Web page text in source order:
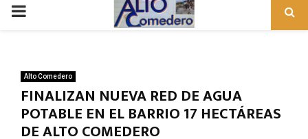
PRIMARY
Alto Comedero
FINALIZAN NUEVA RED DE AGUA
POTABLE EN EL BARRIO 17 HECTÁREAS
DE ALTO COMEDERO